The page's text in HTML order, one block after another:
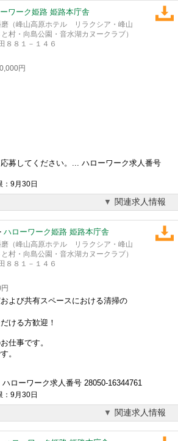
ワーク姫路 姫路本庁舎
（峰山高原ホテル リラクシア・峰山
村・向島公園・音水湖カヌークラブ）
８８１－１４６
円
募してください。... ハローワーク求人番号
：9月30日
関連求人情報
ハローワーク姫路 姫路本庁舎
（峰山高原ホテル リラクシア・峰山
村・向島公園・音水湖カヌークラブ）
８８１－１４６
よび共有スペースにおける清掃の
ける方歓迎！
仕事です。
。
ローワーク求人番号 28050-16344761
：9月30日
関連求人情報